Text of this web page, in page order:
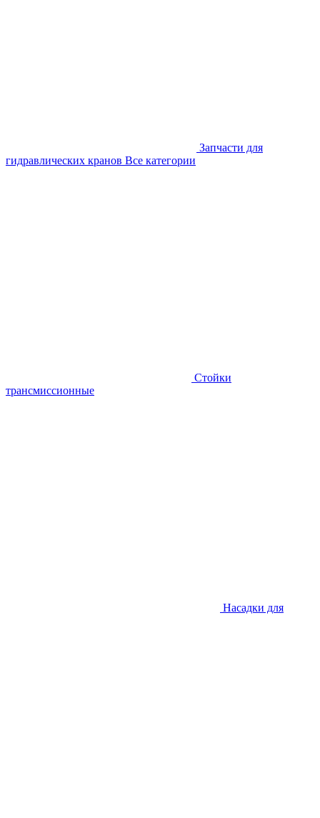
Запчасти для
гидравлических кранов Все категории
Стойки
трансмиссионные
Насадки для